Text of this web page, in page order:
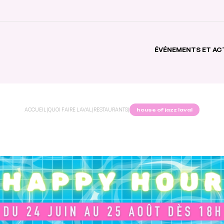
ÉVÉNEMENTS ET
ACCUEIL |QUOI FAIRE LAVAL |RESTAURANTS| house of jazz laval